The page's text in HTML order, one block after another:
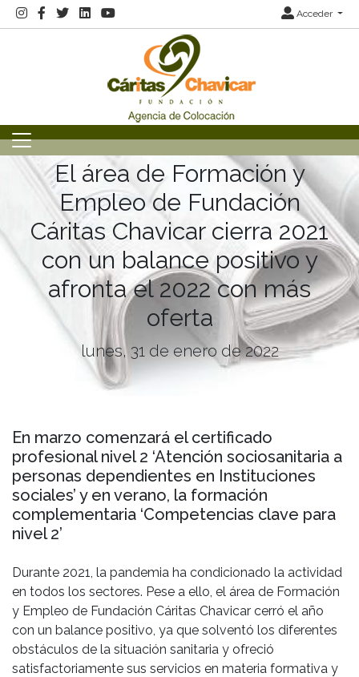
Acceder
El área de Formación y
Empleo de Fundación
Cáritas Chavicar cierra 2021
con un balance positivo y
afronta el 2022 con más
oferta
lunes, 31 de enero de 2022
En marzo comenzará el certificado
profesional nivel 2 ‘Atención sociosanitaria a
personas dependientes en Instituciones
sociales’ y en verano, la formación
complementaria ‘Competencias clave para
nivel 2’
Durante 2021, la pandemia ha condicionado la actividad
en todos los sectores. Pese a ello, el área de Formación
y Empleo de Fundación Cáritas Chavicar cerró el año
con un balance positivo, ya que solventó los diferentes
obstáculos de la situación sanitaria y ofreció
satisfactoriamente sus servicios en materia formativa y